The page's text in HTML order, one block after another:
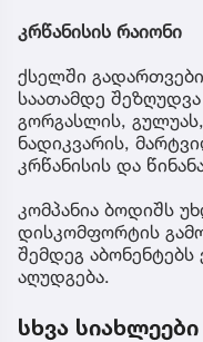
კრწანისის რაიონი
ქსელში
საათამდე
გორგასლის,
ნადიკვარის,
კრწანისის და
კომპანია ბოდიშს
დისკომფორტის
შემდეგ
აღუდგება.
სხვა სიახლეები